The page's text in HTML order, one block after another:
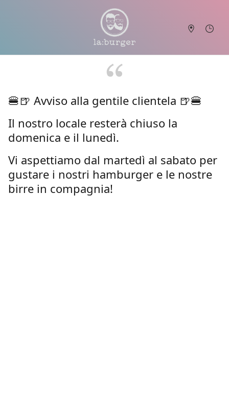
🍔🍺 Avviso alla gentile clientela 🍺🍔
Il nostro locale resterà chiuso la
domenica e il lunedì.
Vi aspettiamo dal martedì al sabato per
gustare i nostri hamburger e le nostre
birre in compagnia!